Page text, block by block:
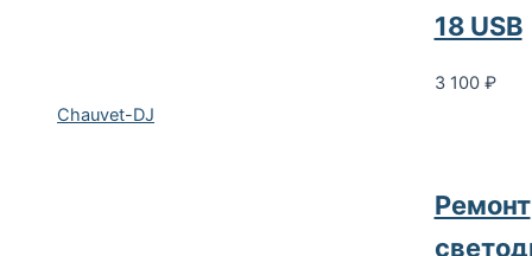
Chauvet-DJ
18 USB
3 100 ₽
Ремонт